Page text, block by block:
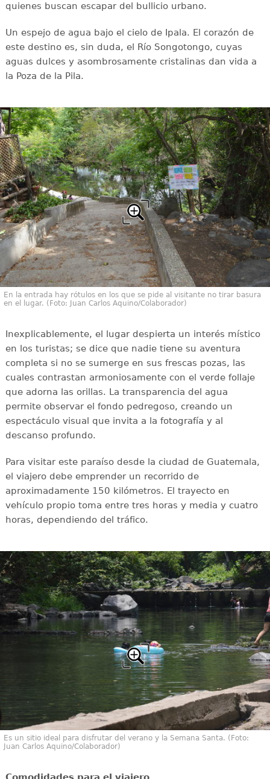
quienes buscan escapar del bullicio urbano.
Un espejo de agua bajo el cielo de Ipala. El corazón de
este destino es, sin duda, el Río Songotongo, cuyas
aguas dulces y asombrosamente cristalinas dan vida a
la Poza de la Pila.
En la entrada hay rótulos en los que se pide al visitante no tirar basura
en el lugar. (Foto: Juan Carlos Aquino/Colaborador)
Inexplicablemente, el lugar despierta un interés místico
en los turistas; se dice que nadie tiene su aventura
completa si no se sumerge en sus frescas pozas, las
cuales contrastan armoniosamente con el verde follaje
que adorna las orillas. La transparencia del agua
permite observar el fondo pedregoso, creando un
espectáculo visual que invita a la fotografía y al
descanso profundo.
Para visitar este paraíso desde la ciudad de Guatemala,
el viajero debe emprender un recorrido de
aproximadamente 150 kilómetros. El trayecto en
vehículo propio toma entre tres horas y media y cuatro
horas, dependiendo del tráfico.
Es un sitio ideal para disfrutar del verano y la Semana Santa. (Foto:
Juan Carlos Aquino/Colaborador)